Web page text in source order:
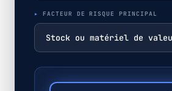
FACTEUR DE RISQUE PRINCIPAL